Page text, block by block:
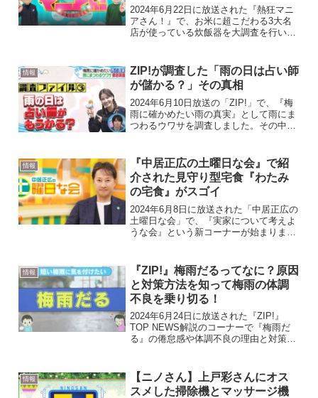
2024年6月22日に放送された『熱狂マニ
アさん！』で、お米に超こだわる3大名
店が使っている炊飯器を大調査を行いま
す。数ある調理家電の中でもダントツの
売上を誇るのが...
情報
ZIP!が調査した「雨の日は占い師
が儲かる？」その真相
2024年6月10日放送の「ZIP!」で、『梅
雨に確かめたい雨の真実』として雨にま
つわるウワサを調査しました。その中で
日は占い師が儲かるウワサは本当なのか
雨の日は占い師...
情報
『中居正広の土曜日な会』で紹
介された見守り型宅食『わたみ
の宅食』がスゴイ
2024年6月8日に放送された「中居正広の
土曜日な会」で、『実家について考えよ
うな会』という新コーナーが始まりまし
き合いかたをについて話し合い、有用な
サービスなどを紹介...
情報
『ZIP!』梅雨だるってなに？原因
と対策方法を知って梅雨の体調
不良を乗り切る！
2024年6月24日に放送された『ZIP!』
TOP NEWS解説のコーナーで『梅雨だ
る』の倦怠感や体調不良の理由と対策方
います。どのような対策方法があるので
しょうか。 ...
情報
【ニノさん】上戸彩さんにオス
スメした掃除機とマッサージ機